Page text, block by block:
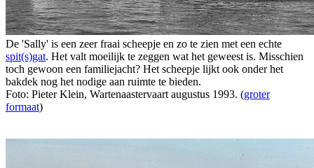
De 'Sally' is een zeer fraai scheepje en zo te zien met een echte
spit(s)gat. Het valt moeilijk te zeggen wat het geweest is. Misschien
toch gewoon een familiejacht? Het scheepje lijkt ook onder het
bakdek nog het nodige aan ruimte te bieden.
Foto: Pieter Klein, Wartenaastervaart augustus 1993. (groter
formaat)